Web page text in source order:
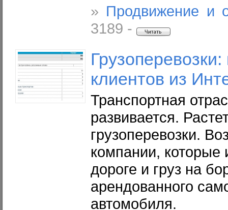
» Продвижение и
3189 -
Грузоперевозки:
клиентов из
Транспортная
развивается.
грузоперевозки.
компании,
дороге и груз на
арендованного
автомобиля.